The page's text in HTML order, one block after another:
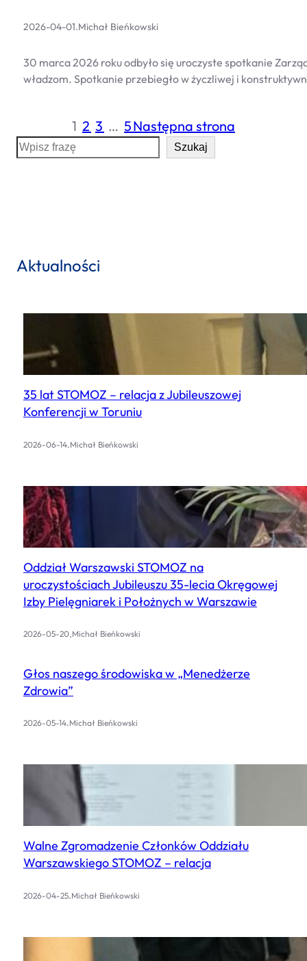
2026-04-01.Michał Bieńkowski
30 marca 2026 roku odbyło się uroczyste spotkanie
władzom. Spotkanie przebiegło w życzliwej i
1 2 3 … 5Następna strona
S
e
Szukaj
Aktualności
35 lat STOMOZ – relacja z Jubileuszowej
Konferencji w Toruniu
2026-06-14.Michał Bieńkowski
Oddział Warszawski STOMOZ na
uroczystościach Jubileuszu 35-lecia Okręgowej
Izby Pielęgniarek i Położnych w Warszawie
2026-05-20.Michał Bieńkowski
Głos naszego środowiska w „Menedżerze
Zdrowia”
2026-05-14.Michał Bieńkowski
Walne Zgromadzenie Członków Oddziału
Warszawskiego STOMOZ – relacja
2026-04-25.Michał Bieńkowski